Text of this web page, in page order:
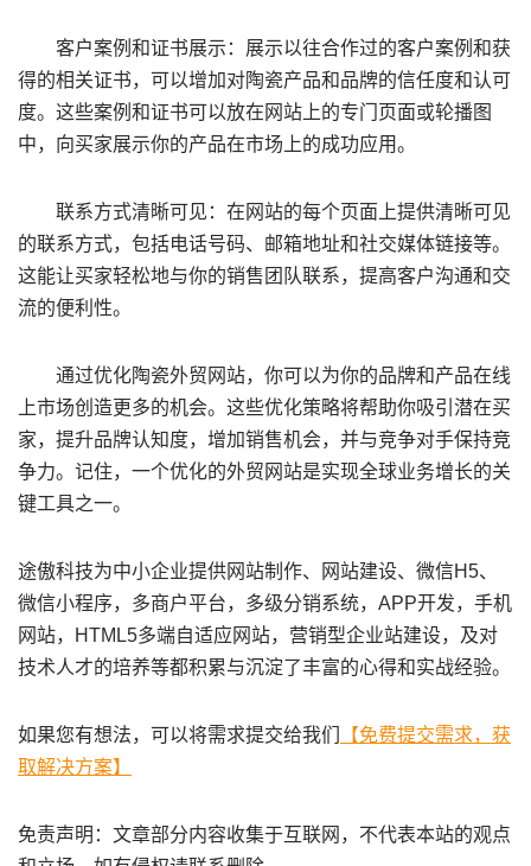
客户案例和证书展示：展示以往合作过的客户案例和获
得的相关证书，可以增加对陶瓷产品和品牌的信任度和认可
度。这些案例和证书可以放在网站上的专门页面或轮播图
中，向买家展示你的产品在市场上的成功应用。
联系方式清晰可见：在网站的每个页面上提供清晰可见
的联系方式，包括电话号码、邮箱地址和社交媒体链接等。
这能让买家轻松地与你的销售团队联系，提高客户沟通和交
流的便利性。
通过优化陶瓷外贸网站，你可以为你的品牌和产品在线
上市场创造更多的机会。这些优化策略将帮助你吸引潜在买
家，提升品牌认知度，增加销售机会，并与竞争对手保持竞
争力。记住，一个优化的外贸网站是实现全球业务增长的关
键工具之一。
途傲科技为中小企业提供网站制作、网站建设、微信H5、
微信小程序，多商户平台，多级分销系统，APP开发，手机
网站，HTML5多端自适应网站，营销型企业站建设，及对
技术人才的培养等都积累与沉淀了丰富的心得和实战经验。
如果您有想法，可以将需求提交给我们
【免费提交需求，获
取解决方案】
免责声明：文章部分内容收集于互联网，不代表本站的观点